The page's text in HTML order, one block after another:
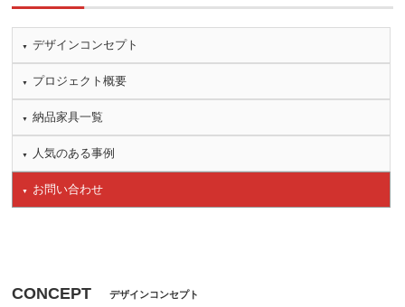
デザインコンセプト
プロジェクト概要
納品家具一覧
人気のある事例
お問い合わせ
CONCEPT デザインコンセプト